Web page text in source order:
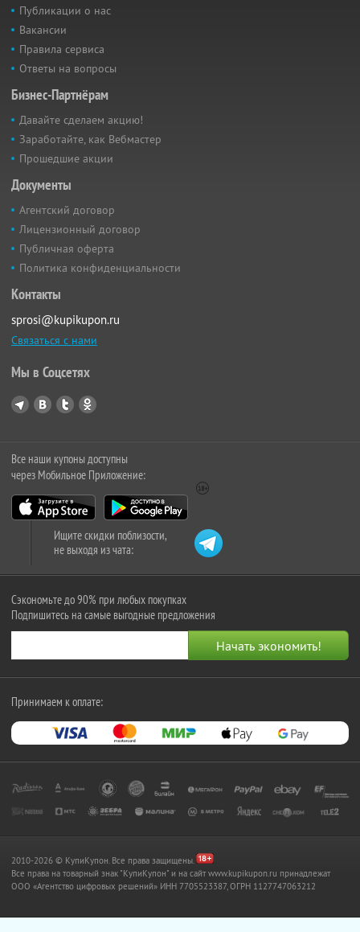
Публикации о нас
Вакансии
Правила сервиса
Ответы на вопросы
Бизнес-Партнёрам
Давайте сделаем акцию!
Заработайте, как Вебмастер
Прошедшие акции
Документы
Агентский договор
Лицензионный договор
Публичная оферта
Политика конфиденциальности
Контакты
sprosi@kupikupon.ru
Связаться с нами
Мы в Соцсетях
Все наши купоны доступны
через Мобильное Приложение:
Ищите скидки поблизости,
не выходя из чата:
Сэкономьте до 90% при любых покупках
Подпишитесь на самые выгодные предложения
Принимаем к оплате:
2010-2026 © КупиКупон. Все права защищены.
Все права на товарный знак "КупиКупон" и на сайт www.kupikupon.ru принадлежат
OOO «Агентство цифровых решений» ИНН 7705523387, ОГРН 1127747063212